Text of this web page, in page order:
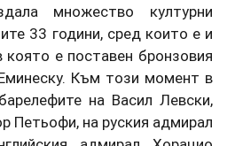
множество културни
33 години, сред които е и
която е поставен бронзовия
Към този момент в
на Васил Левски,
Петьофи, на руския адмирал